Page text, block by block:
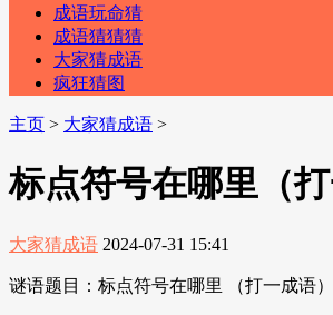
成语玩命猜
成语猜猜猜
大家猜成语
疯狂猜图
主页 > 大家猜成语 >
标点符号在哪里（打
大家猜成语 2024-07-31 15:41
谜语题目：标点符号在哪里 （打一成语）